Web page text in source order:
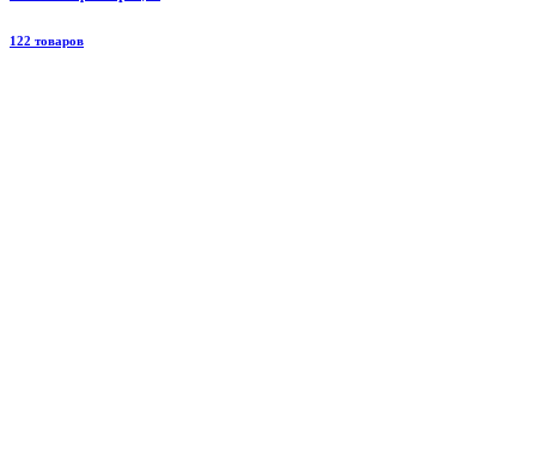
122 товаров